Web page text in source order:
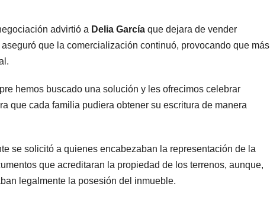
advirtió a Delia García que dejara de vender
que la comercialización continuó, provocando que más
hemos buscado una solución y les ofrecimos celebrar
que cada familia pudiera obtener su escritura de manera
se solicitó a quienes encabezaban la representación de la
que acreditaran la propiedad de los terrenos, aunque,
legalmente la posesión del inmueble.